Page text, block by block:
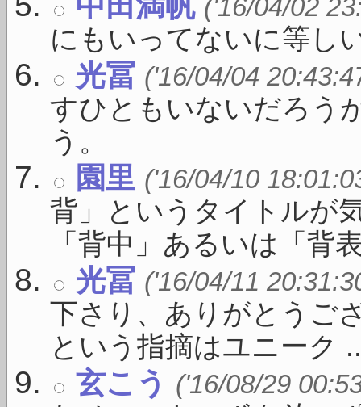
('16/04/02
にもいってないに等し
光冨 ('16/04/04
すひともいないだろう
う。
園里 ('16/04/10
背」というタイトルが
「背中」あるいは「背
光冨 ('16/04/11
下さり、ありがとうご
という指摘はユニーク
玄こう ('16/08/29